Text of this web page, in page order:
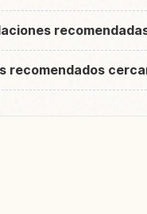
recomendados